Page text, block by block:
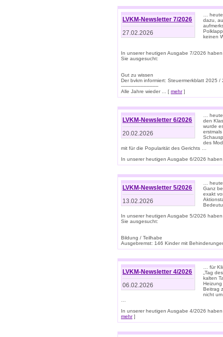
LVKM-Newsletter 7/2026
27.02.2026
…
dazu,
keinen
In unserer heutigen Ausgabe 7/2026
Sie ausgesucht:
Gut zu wissen
Der bvkm informiert: Steuermerkblatt 2025 /
-------------------------
Alle Jahre wieder ... [ mehr]
LVKM-Newsletter 6/2026
20.02.2026
…
den
wurde
des
mit für die Popularität des Gerichts …
In unserer heutigen Ausgabe 6/2026
LVKM-Newsletter 5/2026
13.02.2026
…
Ganz
exakt
In unserer heutigen Ausgabe 5/2026
Sie ausgesucht:
Bildung / Teilhabe
Ausgebremst: 146 Kinder mit
LVKM-Newsletter 4/2026
06.02.2026
… für
„Tag
kalten
Beitrag
nicht
In unserer heutigen Ausgabe 4/2026
mehr]